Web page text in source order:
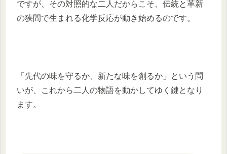
ですが、その対照的な二人だからこそ、伝統と革新
の狭間で生まれる化学反応が動き始めるのです。
「先代の味を守るか、新たな味を創るか」という問
いが、これから二人の物語を動かしてゆく鍵となり
ます。